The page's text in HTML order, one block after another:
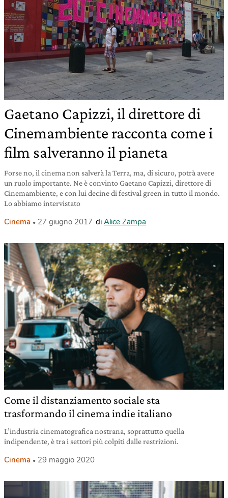
Gaetano Capizzi, il direttore di
Cinemambiente racconta come i
film salveranno il pianeta
Forse no, il cinema non salverà la Terra, ma, di sicuro, potrà avere
un ruolo importante. Ne è convinto Gaetano Capizzi, direttore di
Cinemambiente, e con lui decine di festival green in tutto il mondo.
Lo abbiamo intervistato
Cinema 27 giugno 2017 di Alice Zampa
Come il distanziamento sociale sta
trasformando il cinema indie italiano
L’industria cinematografica nostrana, soprattutto quella
indipendente, è tra i settori più colpiti dalle restrizioni.
Cinema 29 maggio 2020